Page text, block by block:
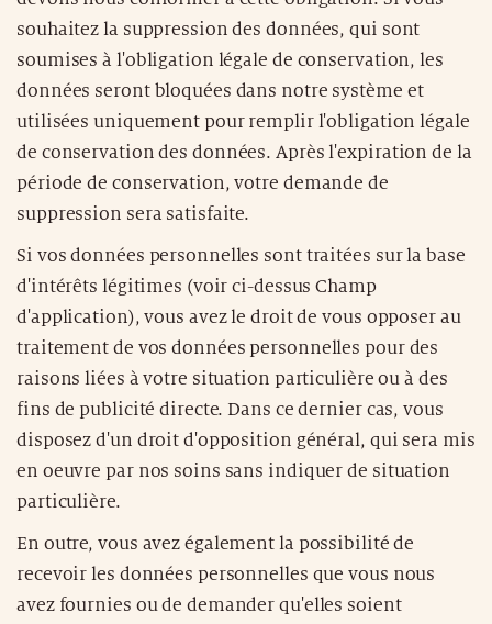
souhaitez la suppression des données, qui sont
soumises à l'obligation légale de conservation, les
données seront bloquées dans notre système et
utilisées uniquement pour remplir l'obligation légale
de conservation des données. Après l'expiration de la
période de conservation, votre demande de
suppression sera satisfaite.
Si vos données personnelles sont traitées sur la base
d'intérêts légitimes (voir ci-dessus Champ
d'application), vous avez le droit de vous opposer au
traitement de vos données personnelles pour des
raisons liées à votre situation particulière ou à des
fins de publicité directe. Dans ce dernier cas, vous
disposez d'un droit d'opposition général, qui sera mis
en oeuvre par nos soins sans indiquer de situation
particulière.
En outre, vous avez également la possibilité de
recevoir les données personnelles que vous nous
avez fournies ou de demander qu'elles soient